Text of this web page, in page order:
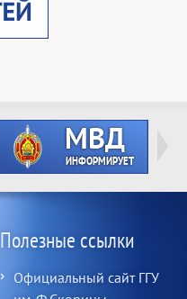
Полезные ссылки
Официальный сайт ГГУ